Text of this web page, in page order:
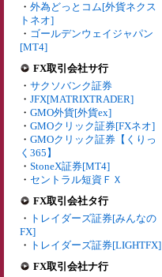
・ 外為どっとコム[外貨ネクス
トネオ]
・ ゴールデンウェイジャパン
[MT4]
FX取引会社サ行
・ サクソバンク証券
・ JFX[MATRIXTRADER]
・ GMO外貨[外貨ex]
・ GMOクリック証券[FXネオ]
・ GMOクリック証券【くりっ
く365】
・ StoneX証券[MT4]
・ セントラル短資ＦＸ
FX取引会社タ行
・ トレイダーズ証券[みんなの
FX]
・ トレイダーズ証券[LIGHTFX]
FX取引会社ナ行